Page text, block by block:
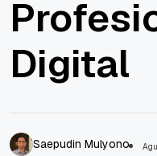
Digital
Saepudin Mulyono